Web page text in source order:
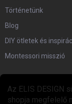
Az ELIS DESIGN
shopja megfelelő
Történetünk
Blog
DIY ötletek és
Montessori misszió
EGYÜTTMŰKÖDÉS